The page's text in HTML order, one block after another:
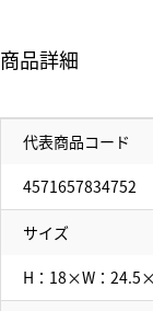
商品詳細
代表商品コード
4571657834752
サイズ
H：18×W：